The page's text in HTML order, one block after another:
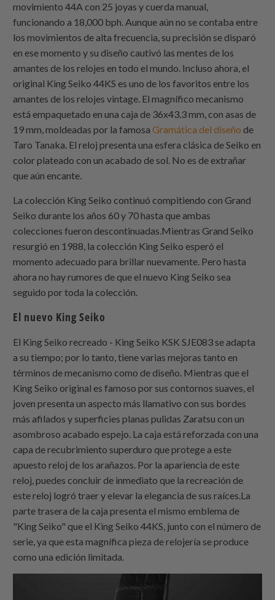
movimiento 44A con 25 joyas y cuerda manual,
funcionando a 18,000 bph. Aunque aún no se contaba entre
los movimientos de alta frecuencia, su precisión se disparó
en ese momento y su diseño cautivó las mentes de los
amantes de los relojes en todo el mundo. Incluso ahora, el
original King Seiko 44KS es uno de los favoritos entre los
amantes de los relojes vintage. El magnífico mecanismo
está empaquetado en una caja de 36x43.3 mm, con asas de
19 mm, moldeadas por la famosaGramática del diseño de
Taro Tanaka. El reloj presenta una esfera clásica de Seiko en
color plateado con un acabado de sol. No es de extrañar
que aún encante.
La colección King Seiko continuó compitiendo con Grand
Seiko durante los años 60 y 70 hasta que ambas
colecciones fueron descontinuadas.Mientras Grand Seiko
resurgió en 1988, la colección King Seiko esperó el
momento adecuado para brillar nuevamente. Pero hasta
ahora no hay rumores de que el nuevo King Seiko sea
seguido por toda la colección.
El nuevo King Seiko
El King Seiko recreado - King Seiko KSK SJE083 se adapta
a su tiempo; por lo tanto, tiene varias mejoras tanto en
términos de mecanismo como de diseño. Mientras que el
King Seiko original es famoso por sus contornos suaves, el
joven presenta un aspecto más llamativo con sus bordes
más afilados y superficies planas pulidas Zaratsu con un
asombroso acabado espejo. La caja está reforzada con una
capa de recubrimiento superduro que protege a este
apuesto reloj de los arañazos. Por la apariencia de este
reloj, puedes concluir de inmediato que la recreación de
este reloj logró traer y elevar la elegancia de sus raíces.La
parte trasera de la caja presenta el mismo emblema de
"King Seiko" que el King Seiko 44KS, junto con el número de
serie, ya que esta magnífica pieza de relojería se produce
como una edición limitada.